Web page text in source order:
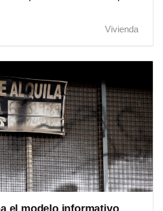
Vivienda
el modelo informativo